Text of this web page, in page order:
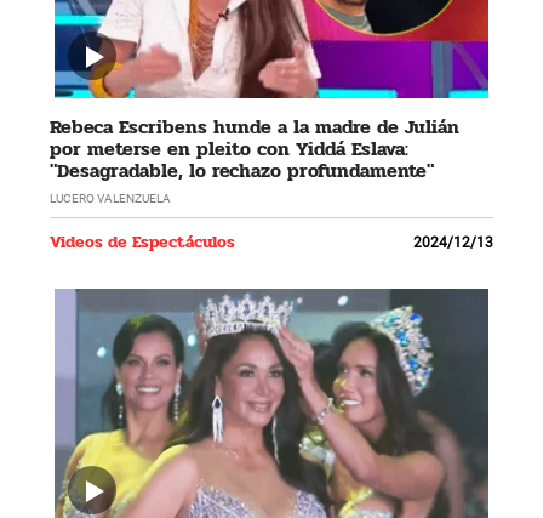
Rebeca Escribens hunde a la madre de Julián
por meterse en pleito con Yiddá Eslava:
"Desagradable, lo rechazo profundamente"
LUCERO VALENZUELA
Videos de Espectáculos 2024/12/13